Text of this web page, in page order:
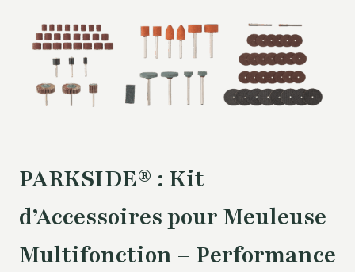
PARKSIDE® : Kit
d’Accessoires pour Meuleuse
Multifonction – Performance